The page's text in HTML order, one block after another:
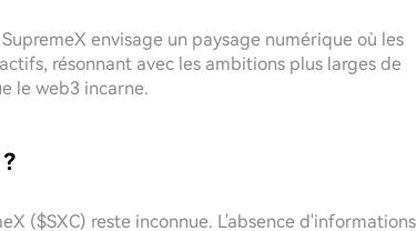
envisage un paysage numérique où les
résonnant avec les ambitions plus larges de
le web3 incarne.
($SXC) reste inconnue. L'absence d'informations